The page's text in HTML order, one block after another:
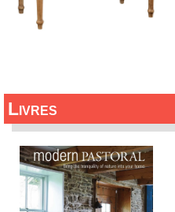
Livres